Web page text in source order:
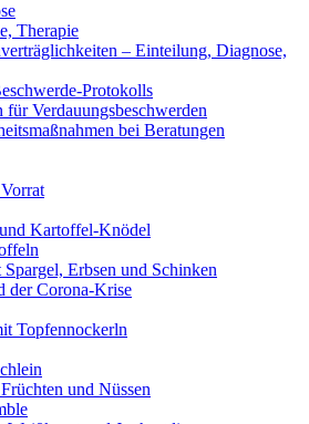
Therapie
– Einteilung, Diagnose,
Protokolls
Verdauungsbeschwerden
bei Beratungen
Kartoffel-Knödel
Erbsen und Schinken
der Corona-Krise
Topfennockerln
und Nüssen